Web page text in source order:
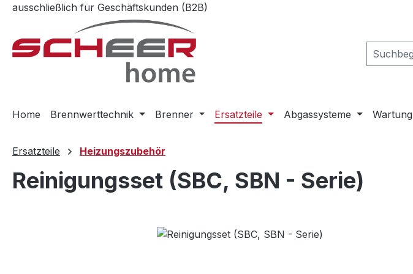
Hauptinhalt springen
Zur Suche springen
Zur Hauptnavigation springen
ausschließlich für Geschäftskunden (B2B)
Home Brennwerttechnik Brenner Ersatzteile Abgassysteme Wartung
Ersatzteile Heizungszubehör
Reinigungsset (SBC, SBN - Serie)